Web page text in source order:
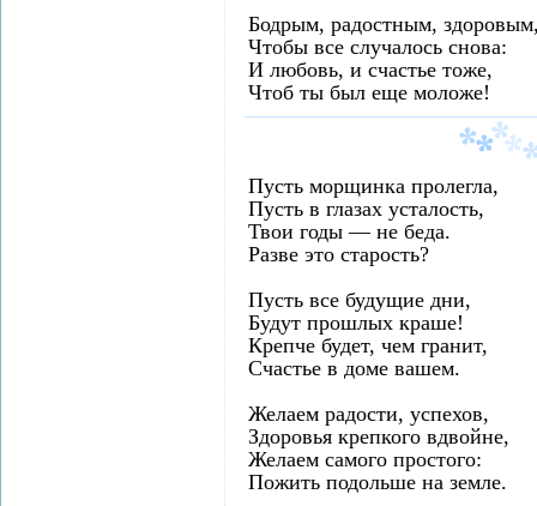
Бодрым, радостным,
Чтобы все случалось снова:
И любовь, и счастье тоже,
Чтоб ты был еще моложе!
Пусть морщинка пролегла,
Пусть в глазах усталость,
Твои годы — не беда.
Разве это старость?
Пусть все будущие дни,
Будут прошлых краше!
Крепче будет, чем гранит,
Счастье в доме вашем.
Желаем радости, успехов,
Здоровья крепкого вдвойне,
Желаем самого простого:
Пожить подольше на земле.